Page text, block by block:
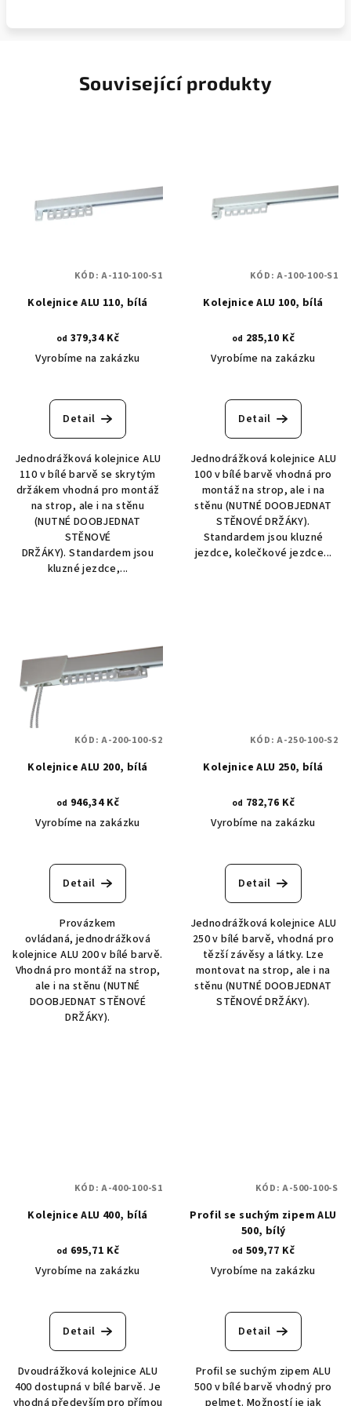
Související produkty
Kolejnice ALU 110, bílá
od 379,34 Kč
Vyrobíme na zakázku
Detail
Jednodrážková kolejnice ALU
110 v bílé barvě se skrytým
držákem vhodná pro montáž
na strop, ale i na stěnu
(NUTNÉ DOOBJEDNAT
STĚNOVÉ
DRŽÁKY). Standardem jsou
kluzné jezdce,...
KÓD:A-110-100-S1
Kolejnice ALU 100, bílá
od 285,10 Kč
Vyrobíme na zakázku
Detail
Jednodrážková kolejnice ALU
100 v bílé barvě vhodná pro
montáž na strop, ale i na
stěnu (NUTNÉ DOOBJEDNAT
STĚNOVÉ DRŽÁKY).
Standardem jsou kluzné
jezdce, kolečkové jezdce...
KÓD:A-100-100-S1
Kolejnice ALU 200, bílá
od 946,34 Kč
Vyrobíme na zakázku
Detail
Provázkem
ovládaná, jednodrážková
kolejnice ALU 200 v bílé barvě.
Vhodná pro montáž na strop,
ale i na stěnu (NUTNÉ
DOOBJEDNAT STĚNOVÉ
DRŽÁKY).
KÓD:A-200-100-S2
Kolejnice ALU 250, bílá
od 782,76 Kč
Vyrobíme na zakázku
Detail
Jednodrážková kolejnice ALU
250 v bílé barvě, vhodná pro
tězší závěsy a látky. Lze
montovat na strop, ale i na
stěnu (NUTNÉ DOOBJEDNAT
STĚNOVÉ DRŽÁKY).
KÓD:A-250-100-S2
Kolejnice ALU 400, bílá
od 695,71 Kč
Vyrobíme na zakázku
Detail
Dvoudrážková kolejnice ALU
400 dostupná v bílé barvě. Je
vhodná především pro přímou
KÓD:A-400-100-S1
Profil se suchým zipem ALU
500, bílý
od 509,77 Kč
Vyrobíme na zakázku
Detail
Profil se suchým zipem ALU
500 v bílé barvě vhodný pro
pelmet. Možností je jak
KÓD:A-500-100-S